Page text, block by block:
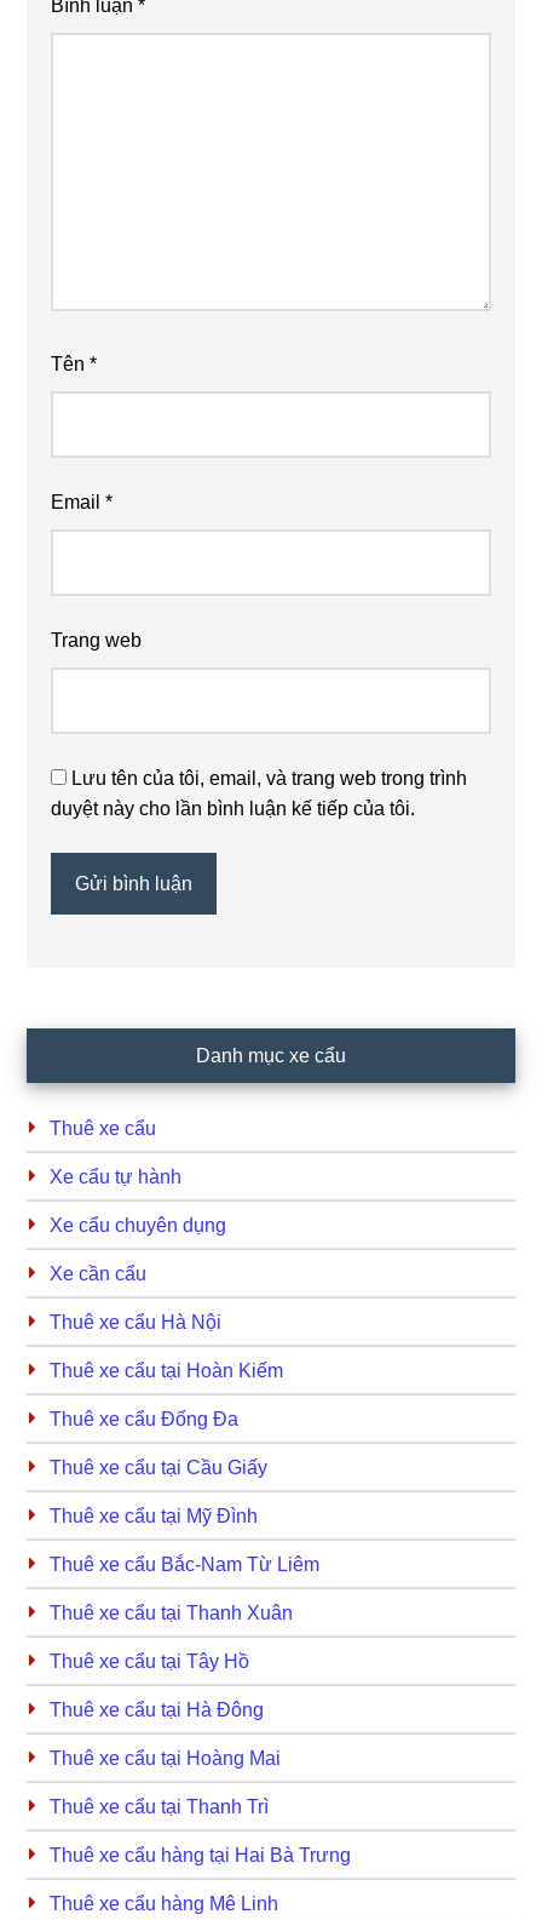
Bình luận*
Tên*
Email*
Trang web
Lưu tên của tôi, email, và trang web trong trình
duyệt này cho lần bình luận kế tiếp của tôi.
Sidebar
Danh mục xe cẩu
Thuê xe cẩu
Xe cẩu tự hành
Xe cẩu chuyên dụng
Xe cần cẩu
Thuê xe cẩu Hà Nội
Thuê xe cẩu tại Hoàn Kiếm
Thuê xe cẩu Đống Đa
Thuê xe cẩu tại Cầu Giấy
Thuê xe cẩu tại Mỹ Đình
Thuê xe cẩu Bắc-Nam Từ Liêm
Thuê xe cẩu tại Thanh Xuân
Thuê xe cẩu tại Tây Hồ
Thuê xe cẩu tại Hà Đông
Thuê xe cẩu tại Hoàng Mai
Thuê xe cẩu tại Thanh Trì
Thuê xe cẩu hàng tại Hai Bà Trưng
Thuê xe cẩu hàng Mê Linh